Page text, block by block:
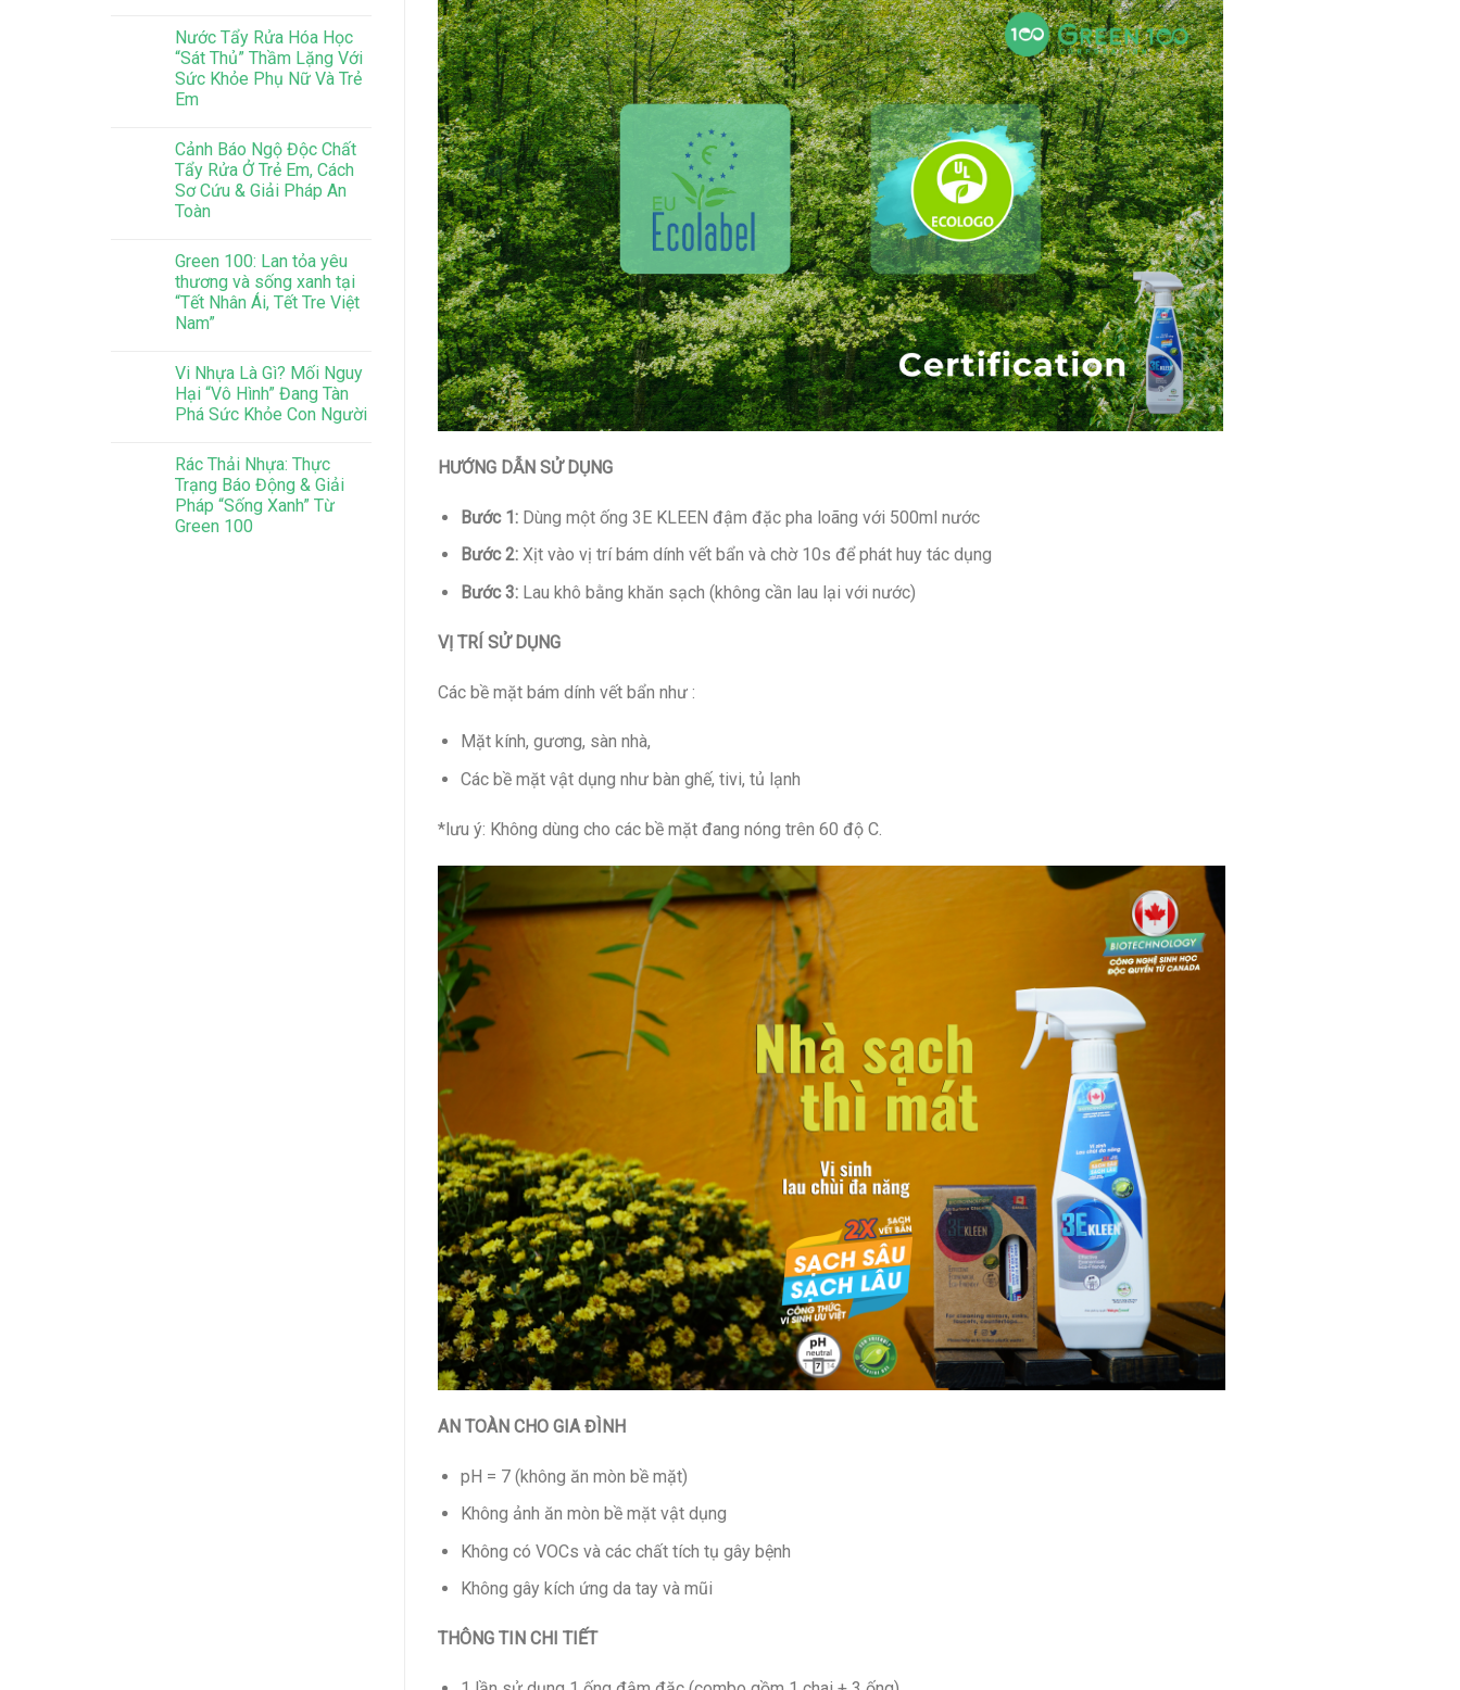
Nước Tẩy Rửa Hóa Học
“Sát Thủ” Thầm Lặng Với
Sức Khỏe Phụ Nữ Và Trẻ
Em
Cảnh Báo Ngộ Độc Chất
Tẩy Rửa Ở Trẻ Em, Cách
Sơ Cứu & Giải Pháp An
Toàn
Green 100: Lan tỏa yêu
thương và sống xanh tại
“Tết Nhân Ái, Tết Tre Việt
Nam”
Vi Nhựa Là Gì? Mối Nguy
Hại “Vô Hình” Đang Tàn
Phá Sức Khỏe Con Người
Rác Thải Nhựa: Thực
Trạng Báo Động & Giải
Pháp “Sống Xanh” Từ
Green 100
HƯỚNG DẪN SỬ DỤNG
Bước 1:Dùng một ống 3E KLEEN đậm đặc pha loãng với 500ml nước
Bước 2:Xịt vào vị trí bám dính vết bẩn và chờ 10s để phát huy tác dụng
Bước 3:Lau khô bằng khăn sạch (không cần lau lại với nước)
VỊ TRÍ SỬ DỤNG
Các bề mặt bám dính vết bẩn như :
Mặt kính, gương, sàn nhà,
Các bề mặt vật dụng như bàn ghế, tivi, tủ lạnh
*lưu ý: Không dùng cho các bề mặt đang nóng trên 60 độ C.
AN TOÀN CHO GIA ĐÌNH
pH = 7 (không ăn mòn bề mặt)
Không ảnh ăn mòn bề mặt vật dụng
Không có VOCs và các chất tích tụ gây bệnh
Không gây kích ứng da tay và mũi
THÔNG TIN CHI TIẾT